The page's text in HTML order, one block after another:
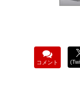
コメント